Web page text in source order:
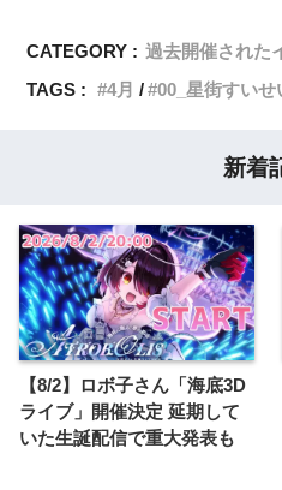
CATEGORY : 過去開催された
TAGS :
4月 00_星街すいせ
新着
【8/2】ロボ子さん「海底3D
ライブ」開催決定 延期して
いた生誕配信で重大発表も